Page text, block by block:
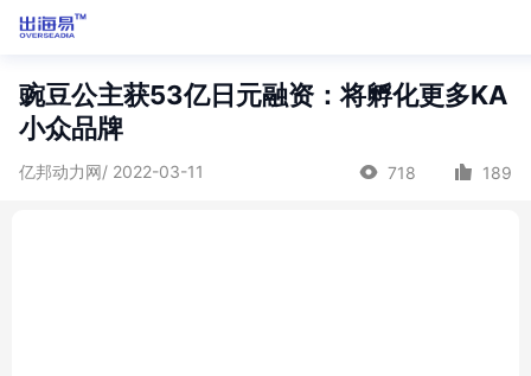
豌豆公主获53亿日元融资：将孵化更多KA
小众品牌
亿邦动力网/ 2022-03-11 718 189